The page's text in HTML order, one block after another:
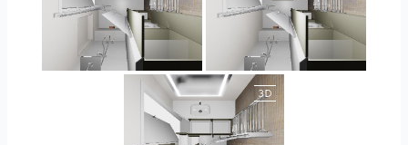
JEGOUX-PASSER 2 JEGOUX-PASSER 2